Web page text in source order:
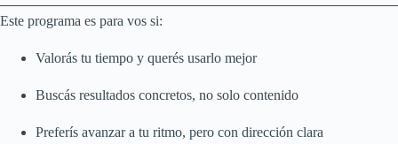
Este programa es para vos si:
Valorás tu tiempo y querés usarlo mejor
Buscás resultados concretos, no solo contenido
Preferís avanzar a tu ritmo, pero con dirección clara